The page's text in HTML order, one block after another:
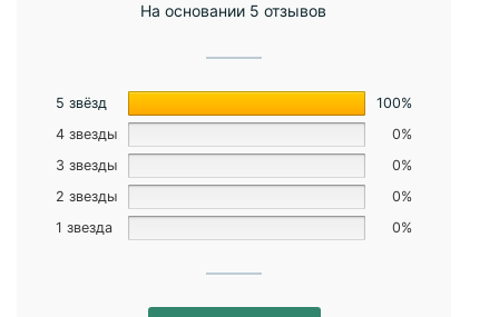
На основании 5 отзывов
5 звёзд
100%
4 звезды
0%
3 звезды
0%
2 звезды
0%
1 звезда
0%